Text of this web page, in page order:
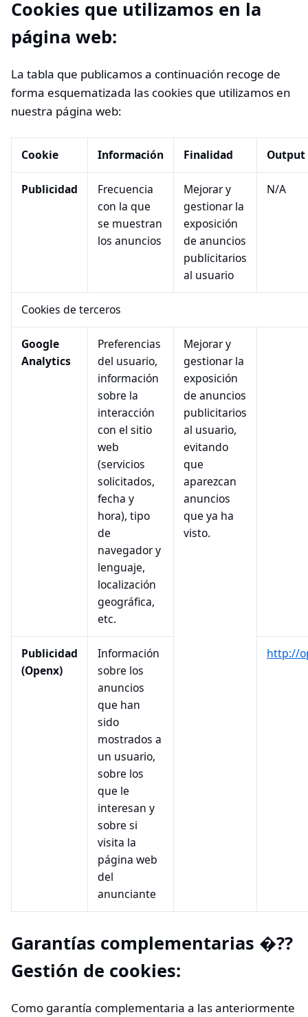
Cookies que utilizamos en la
página web:
La tabla que publicamos a continuación recoge de
forma esquematizada las cookies que utilizamos en
nuestra página web:
Cookie Información Finalidad Output
Publicidad
Frecuencia
con la que
se muestran
los anuncios
Mejorar y
gestionar la
exposición
de anuncios
publicitarios
al usuario
N/A
Cookies de terceros
Google
Analytics
Preferencias
del usuario,
información
sobre la
interacción
con el sitio
web
(servicios
solicitados,
fecha y
hora), tipo
de
navegador y
lenguaje,
localización
geográfica,
etc.
Mejorar y
gestionar la
exposición
de anuncios
publicitarios
al usuario,
evitando
que
aparezcan
anuncios
que ya ha
visto.
Publicidad
(Openx)
Información
sobre los
anuncios
que han
sido
mostrados a
un usuario,
sobre los
que le
interesan y
sobre si
visita la
página web
del
anunciante
http://
Garantías complementarias �??
Gestión de cookies:
Como garantía complementaria a las anteriormente